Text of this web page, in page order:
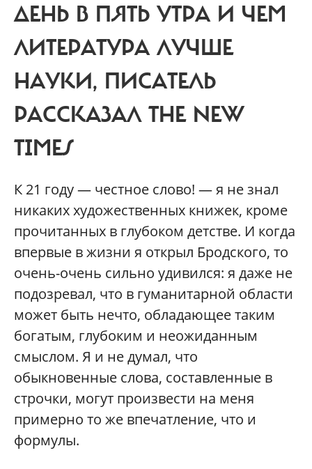
ДЕНЬ В ПЯТЬ УТРА И ЧЕМ
ЛИТЕРАТУРА ЛУЧШЕ
НАУКИ, ПИСАТЕЛЬ
РАССКАЗАЛ THE NEW
TIMES
К 21 году — честное слово! — я не знал
никаких художественных книжек, кроме
прочитанных в глубоком детстве. И когда
впервые в жизни я открыл Бродского, то
очень-очень сильно удивился: я даже не
подозревал, что в гуманитарной области
может быть нечто, обладающее таким
богатым, глубоким и неожиданным
смыслом. Я и не думал, что
обыкновенные слова, составленные в
строчки, могут произвести на меня
примерно то же впечатление, что и
формулы.